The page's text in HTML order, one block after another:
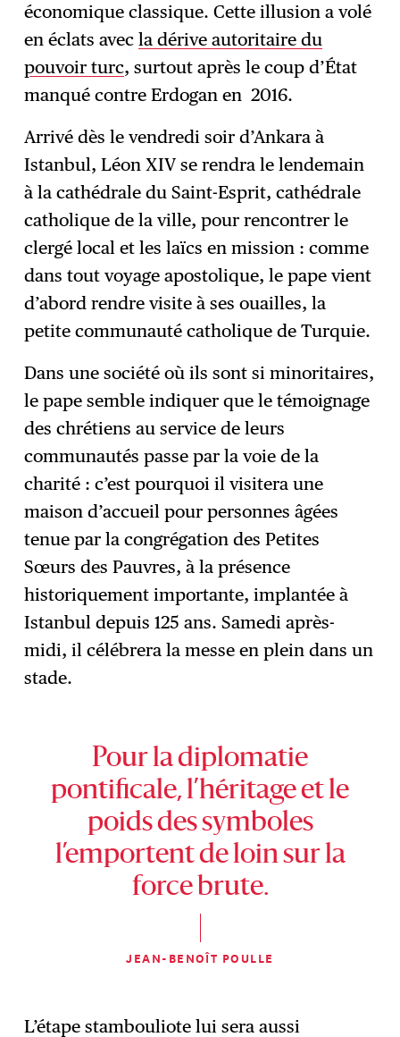
économique classique. Cette illusion a volé
en éclats avecla dérive autoritaire du
pouvoir turc, surtout après le coup d’État
manqué contre Erdogan en 2016.
Arrivé dès le vendredi soir d’Ankara à
Istanbul, Léon XIV se rendra le lendemain
à la cathédrale du Saint-Esprit, cathédrale
catholique de la ville, pour rencontrer le
clergé local et les laïcs en mission : comme
dans tout voyage apostolique, le pape vient
d’abord rendre visite à ses ouailles, la
petite communauté catholique de Turquie.
Dans une société où ils sont si minoritaires,
le pape semble indiquer que le témoignage
des chrétiens au service de leurs
communautés passe par la voie de la
charité : c’est pourquoi il visitera une
maison d’accueil pour personnes âgées
tenue par la congrégation des Petites
Sœurs des Pauvres, à la présence
historiquement importante, implantée à
Istanbul depuis 125 ans. Samedi après-
midi, il célébrera la messe en plein dans un
stade.
Pour la diplomatie
pontificale, l’héritage et le
poids des symboles
l’emportent de loin sur la
force brute.
JEAN-BENOÎT POULLE
L’étape stambouliote lui sera aussi